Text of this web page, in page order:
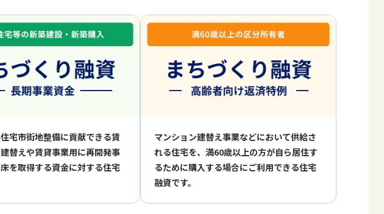
宅市街地整備に貢献できる賃
替えや賃貸事業用に再開発事
を取得する資金に対する住宅
マンション建替え事業などにおいて供給さ
れる住宅を、満60歳以上の⽅が⾃ら居住す
るために購⼊する場合にご利⽤できる住宅
融資です。